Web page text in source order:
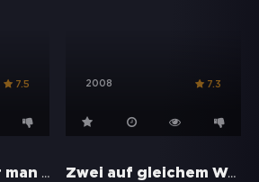
7.5 2008 7.3
Die Frau von der man spricht Zwei auf gleichem Weg